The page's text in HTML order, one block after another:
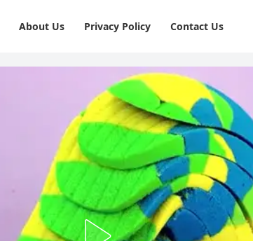
About Us Privacy Policy ⁠Contact Us